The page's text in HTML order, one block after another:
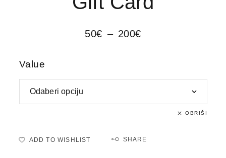
50€ – 200€
Value
OBRIŠI
ADD TO WISHLIST SHARE